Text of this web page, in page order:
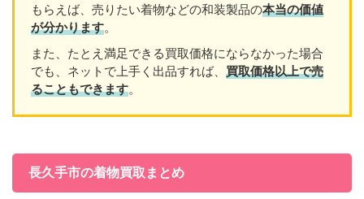
もらえば、売りたい着物などの和装製品の本当の価値
が分かります。
また、たとえ満足できる買取価格にならなかった場合
でも、ネットで上手く出品すれば、 買取価格以上で売
ることもできます。
長久手市の着物買取まとめ